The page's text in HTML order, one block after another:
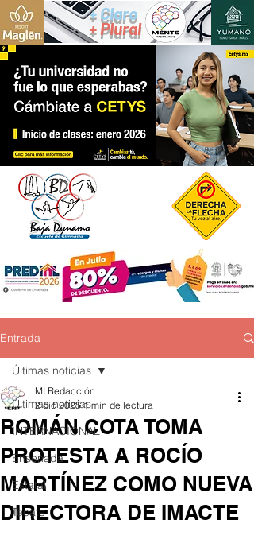
+ Claro
+ Plural
Entrada
Últimas noticias
INTERNACIONAL
Ensenada
Estatal
Tecate
Últimas noticias
ROMÁN COTA TOMA
PROTESTA A ROCÍO
MARTÍNEZ COMO NUEVA
DIRECTORA DE IMACTE
MI Redacción
2 dic 2025 1 min de lectura